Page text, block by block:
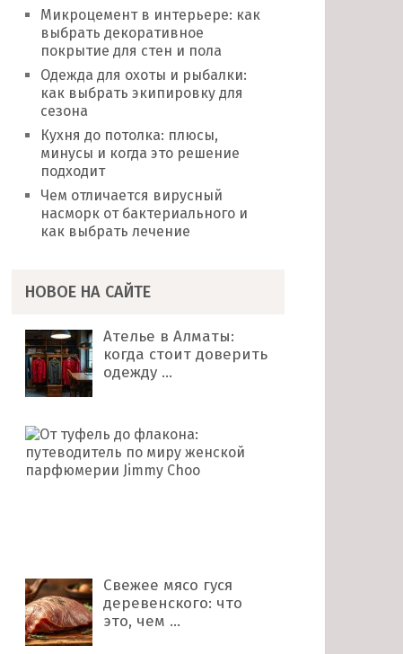
Микроцемент в интерьере: как
выбрать декоративное
покрытие для стен и пола
Одежда для охоты и рыбалки:
как выбрать экипировку для
сезона
Кухня до потолка: плюсы,
минусы и когда это решение
подходит
Чем отличается вирусный
насморк от бактериального и
как выбрать лечение
НОВОЕ НА САЙТЕ
Ателье в Алматы:
когда стоит доверить
одежду …
Свежее мясо гуся
деревенского: что
это, чем …